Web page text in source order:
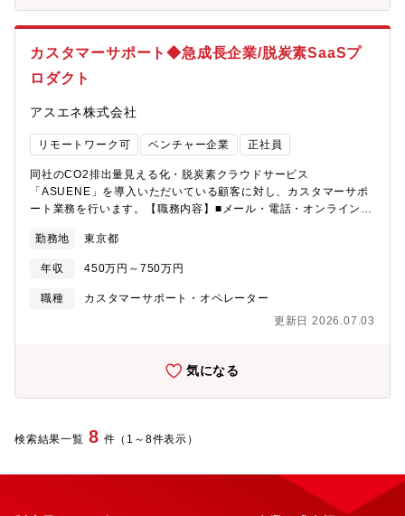
高い次元で発揮できる方を求めています。●チームマネジメント・
手配スタッフ（6名以上）の業務管理・育成・評価・メンバーのス
キルアップ支援、OJT・フィードバック実施・チーム体制の整
備、業務フローの標準化・改善推進・繁閑に応じた業務分配・リ
ソース調整●旅程の実行設計・手配管理（実務＋統括）・宿泊施
当）・旅程に沿った予約可否確認および代替案調整・地域・季
コントロール・ホテル、ガイド、ハイヤー、体験提供者との上位
方針の決定・品質基準の設定およびパートナー品質管理●催行管
理・オペレーション統括・旅程進行中の変更・トラブル発生時の
エスカレーション対応・意思決定・現場チーム（ガイド・ドライ
バー）との連携体制の統括・ツアー全体の運行状況の把握・管理●
程間の接続リスク確認・ヘッジ方針の策定・チーム全体の品質水
の実行可否フィードバック・営業チームとの情報共有・調整・来
日対応チームへの引き継ぎ統括・上長への定期報告・KPI共有【同
海外の人々に日本の文化を紹介し、地域の活性化に貢献できま
に関われるツアーの手配から予約管理、運行管理、品質管理ま
の両面でスキルを深められます。
カスタマーサポート◆急成長企業/脱炭素SaaSプ
ロダクト
アスエネ株式会社
リモートワーク可 ベンチャー企業 正社員
同社のCO2排出量見える化・脱炭素クラウドサービス
「ASUENE」を導入いただいている顧客に対し、カスタマーサポ
ート業務を行います。【職務内容】■メール・電話・オンライン
レーション対応■対応データ集計の集計やレポート作成、報告業務
■対応品質管理■チームの業務改善の施策立案、運用、見直し■サポ
ートに関するマニュアル整備、ナレッジ管理■利用データの活用に
よる施策立案・実行■解約率低減のための施策検討■製品に対する
【求める人物像】・アスエネのミッション・ビジョン・バリュー
てコミットしてきた経験がある方・新しい知識や事柄を貪欲に吸
収し、アウトプットできる方・業務や組織の複雑化した課題の因
果関係を紐解き、仕組みで解決するのが得意・好きな方
勤務地 東京都
年収 450万円～750万円
職種
カスタマーサポート・オペレーター
更新日 2026.07.03
気になる
検索結果一覧 8 件（1～8件表示）